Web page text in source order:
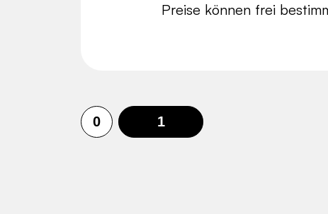
Preise können frei
0 1